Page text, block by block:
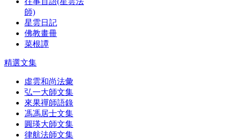
師)
星雲日記
佛教畫冊
菜根譚
精選文集
虛雲和尚法彙
弘一大師文集
來果禪師語錄
馮馮居士文集
圓瑛大師文集
律航法師文集